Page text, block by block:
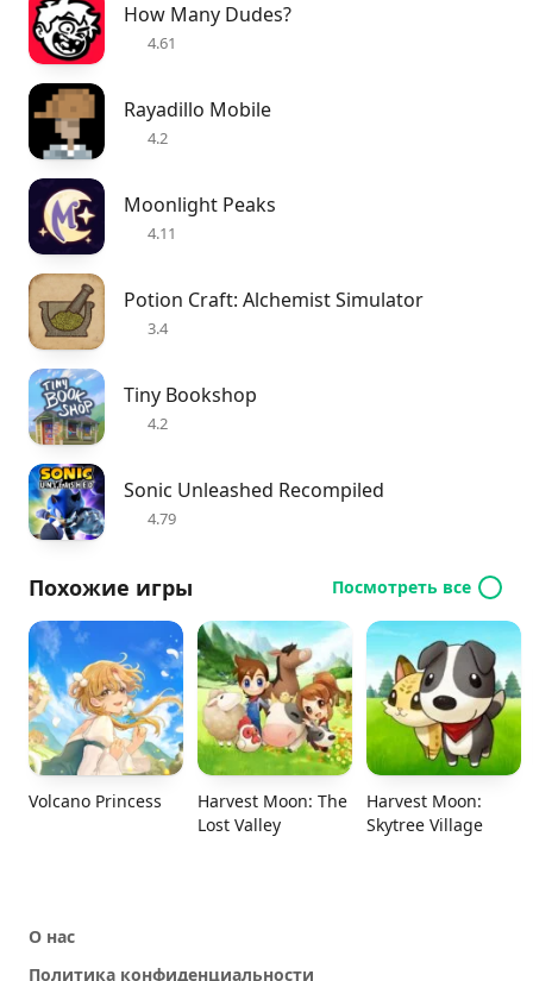
How Many Dudes?
4.61
Rayadillo Mobile
4.2
Moonlight Peaks
4.11
Potion Craft: Alchemist Simulator
3.4
Tiny Bookshop
4.2
Sonic Unleashed Recompiled
4.79
Похожие игры Посмотреть все
Volcano Princess
Harvest Moon: The
Lost Valley
Harvest Moon:
Skytree Village
О нас
Политика конфиденциальности